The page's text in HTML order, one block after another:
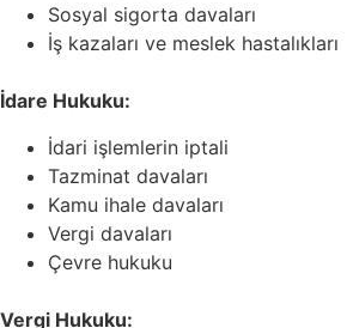
Sosyal sigorta davaları
İş kazaları ve meslek hastalıkları
İdare Hukuku:
İdari işlemlerin iptali
Tazminat davaları
Kamu ihale davaları
Vergi davaları
Çevre hukuku
Vergi Hukuku: